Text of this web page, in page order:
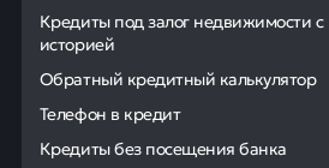
Кредиты под залог недвижимости
историей
Обратный кредитный калькулятор
Телефон в кредит
Кредиты без посещения банка